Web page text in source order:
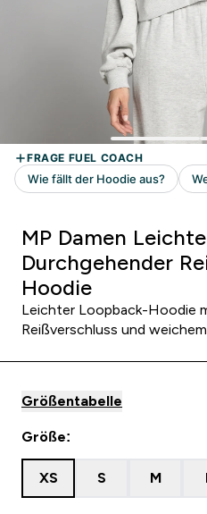
MP Damen
Durchgehender
Hoodie
Leichter Loopback-Hoodie
Reißverschluss und
Größentabelle
Größe:
XS S M